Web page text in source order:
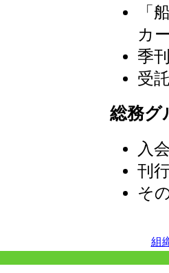
「
カ
季
受
総務グ
入
刊
そ
組